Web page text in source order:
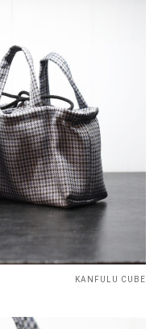
KANFULU CUBE